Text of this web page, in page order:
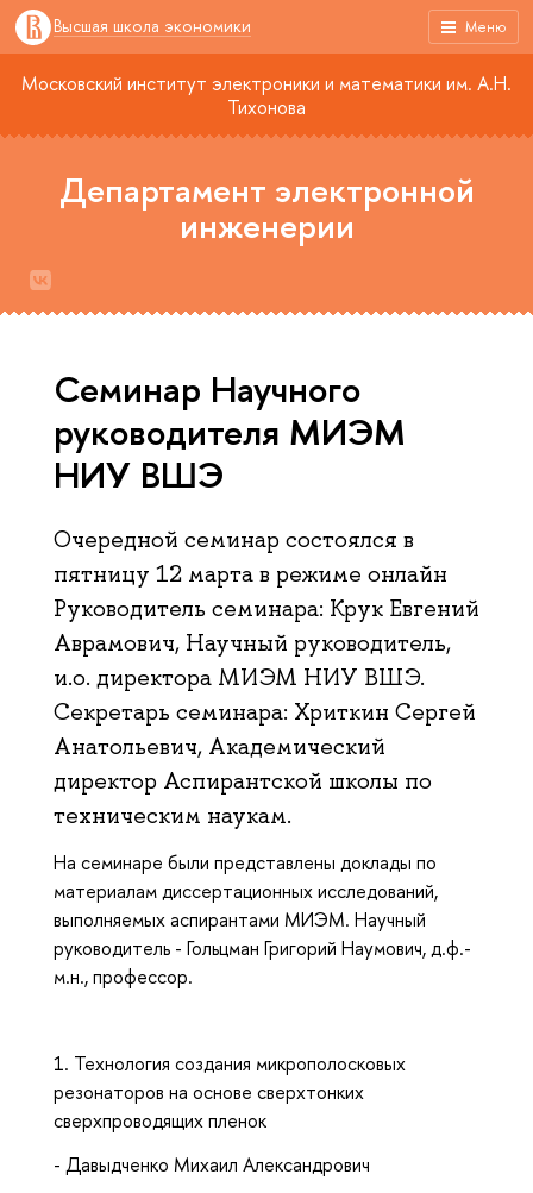
Меню
Высшая школа экономики
Московский институт электроники и математики им. А.Н.
Тихонова
Департамент электронной
инженерии
Семинар Научного
руководителя МИЭМ
НИУ ВШЭ
Очередной семинар состоялся в
пятницу 12 марта в режиме онлайн
Руководитель семинара: Крук Евгений
Аврамович, Научный руководитель,
и.о. директора МИЭМ НИУ ВШЭ.
Секретарь семинара: Хриткин Сергей
Анатольевич, Академический
директор Аспирантской школы по
техническим наукам.
На семинаре были представлены доклады по
материалам диссертационных исследований,
выполняемых аспирантами МИЭМ. Научный
руководитель - Гольцман Григорий Наумович, д.ф.-
м.н., профессор.
1. Технология создания микрополосковых
резонаторов на основе сверхтонких
сверхпроводящих пленок
- Давыдченко Михаил Александрович